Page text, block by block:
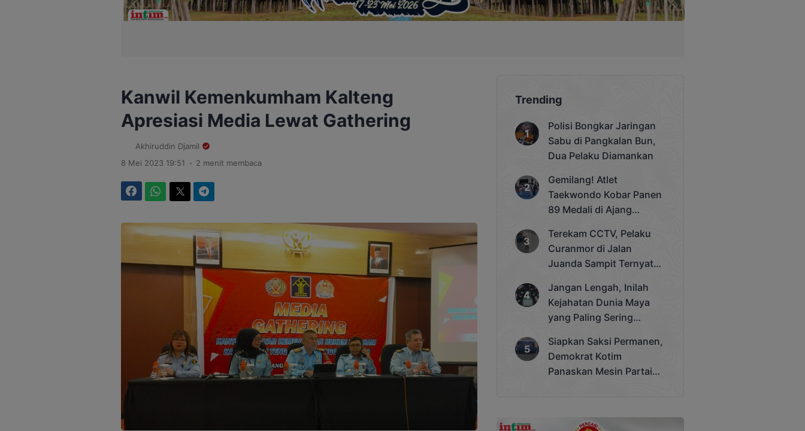
Kanwil Kemenkumham Kalteng
Apresiasi Media Lewat Gathering
Akhiruddin Djamil
8 Mei 2023 19:51
. 2 menit membaca
Trending
Polisi Bongkar Jaringan
Sabu di Pangkalan Bun,
Dua Pelaku Diamankan
Gemilang! Atlet
Taekwondo Kobar Panen
89 Medali di Ajang
Cup 2025
Terekam CCTV, Pelaku
Curanmor di Jalan
Juanda Sampit Ternyata
Jangan Lengah, Inilah
Kejahatan Dunia Maya
yang Paling Sering
Siapkan Saksi Permanen,
Demokrat Kotim
Panaskan Mesin Partai